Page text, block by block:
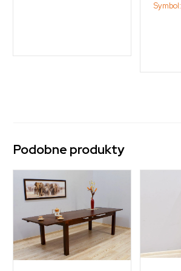
Symbol:
Podobne produkty